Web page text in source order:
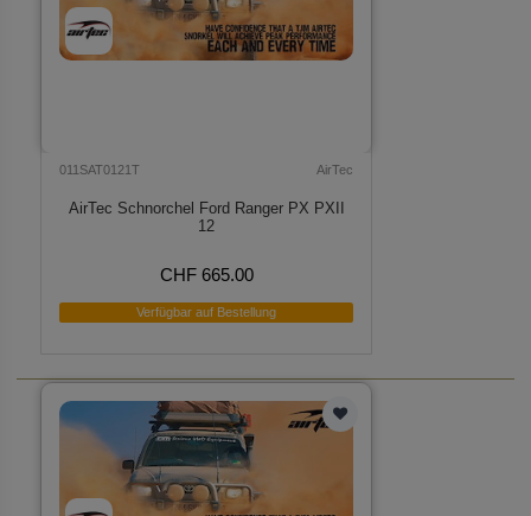
011SAT0121T AirTec
AirTec Schnorchel Ford Ranger PX PXII
12
CHF 665.00
Verfügbar auf Bestellung